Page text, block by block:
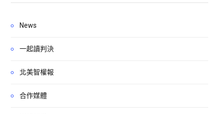
News
一起讀判決
北美智權報
合作媒體